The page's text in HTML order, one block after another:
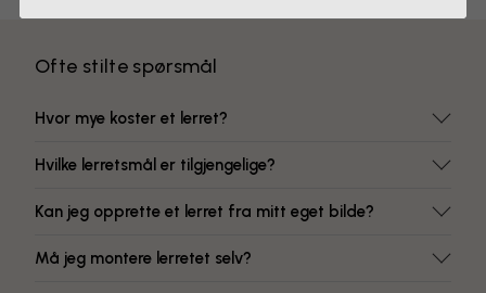
Ofte stilte spørsmål
Hvor mye koster et lerret?
Hvilke lerretsmål er tilgjengelige?
Kan jeg opprette et lerret fra mitt eget bilde?
Må jeg montere lerretet selv?